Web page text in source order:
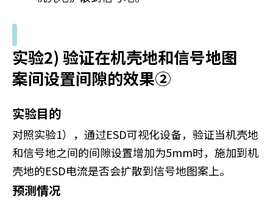
实验2) 验证在机壳地和信号地图
案间设置间隙的效果②
实验目的
对照实验1），通过ESD可视化设备，验证当机壳地
和信号地之间的间隙设置增加为5mm时，施加到机
壳地的ESD电流是否会扩散到信号地图案上。
预测情况